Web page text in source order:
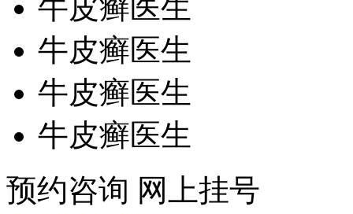
牛皮癣医生
牛皮癣医生
牛皮癣医生
牛皮癣医生
预约咨询 网上挂号